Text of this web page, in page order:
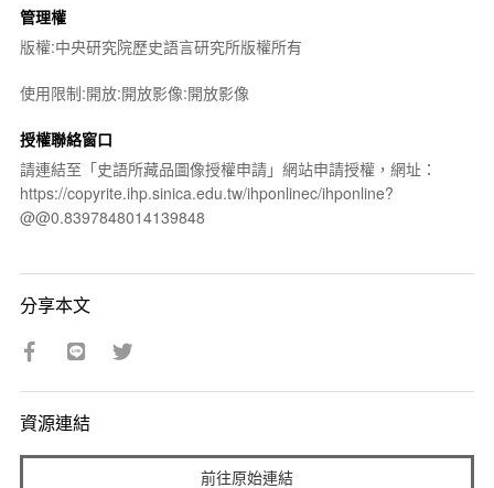
管理權
版權:中央研究院歷史語言研究所版權所有
使用限制:開放:開放影像:開放影像
授權聯絡窗口
請連結至「史語所藏品圖像授權申請」網站申請授權，網址：
https://copyrite.ihp.sinica.edu.tw/ihponlinec/ihponline?
@@0.8397848014139848
分享本文
資源連結
前往原始連結